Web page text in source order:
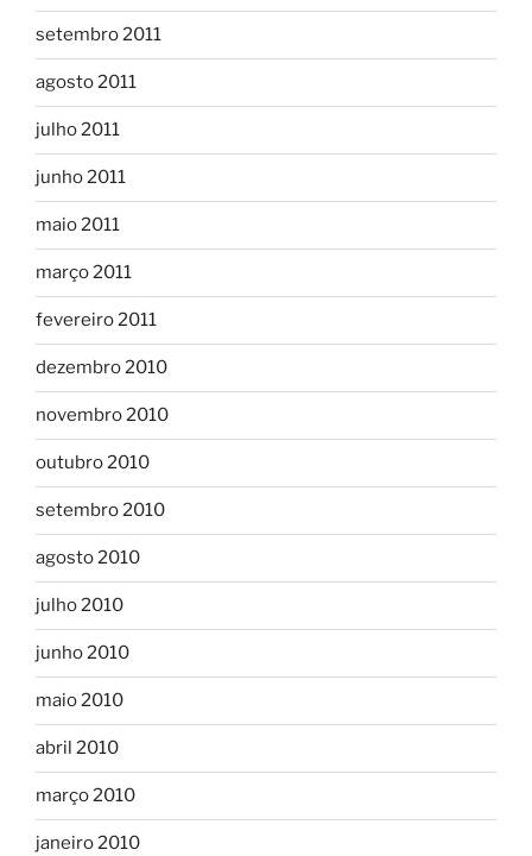
setembro 2011
agosto 2011
julho 2011
junho 2011
maio 2011
março 2011
fevereiro 2011
dezembro 2010
novembro 2010
outubro 2010
setembro 2010
agosto 2010
julho 2010
junho 2010
maio 2010
abril 2010
março 2010
janeiro 2010